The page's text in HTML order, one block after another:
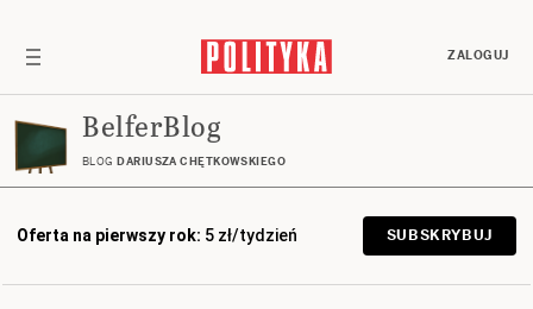
ZALOGUJ
BelferBlog
BLOG DARIUSZA CHĘTKOWSKIEGO
Oferta na pierwszy rok: 5 zł/tydzień SUBSKRYBUJ